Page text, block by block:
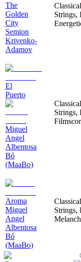
The
Golden
City
Semion
Krivenko-
Adamov
Strings,
El
Puerto
Miguel
Angel
Albentosa
Bó
(MaaBo)
Strings,
Aroma
Miguel
Angel
Albentosa
Bó
(MaaBo)
Strings,